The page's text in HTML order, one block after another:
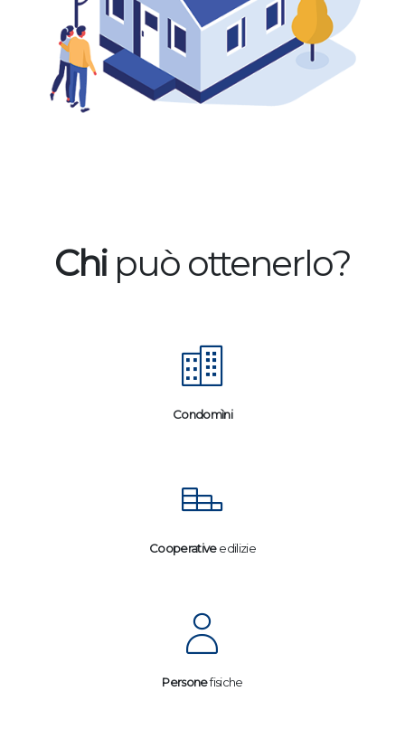
Chipuò ottenerlo?
Condomìni
Cooperativeedilizie
Personefisiche